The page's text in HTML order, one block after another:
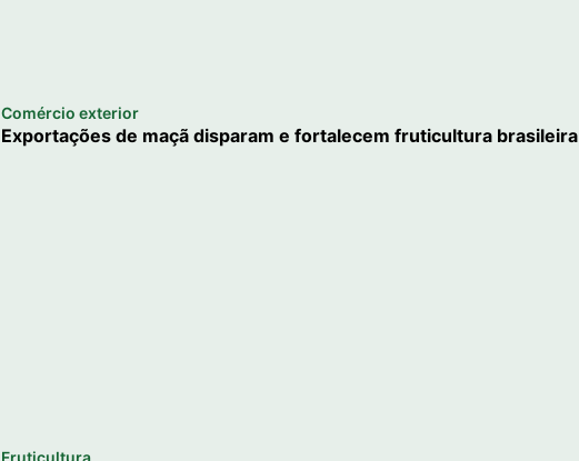
Comércio exterior
Exportações de maçã disparam e fortalecem fruticultura brasileira